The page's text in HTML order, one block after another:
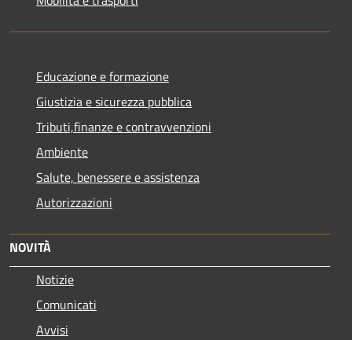
Educazione e formazione
Giustizia e sicurezza pubblica
Tributi,finanze e contravvenzioni
Ambiente
Salute, benessere e assistenza
Autorizzazioni
NOVITÀ
Notizie
Comunicati
Avvisi